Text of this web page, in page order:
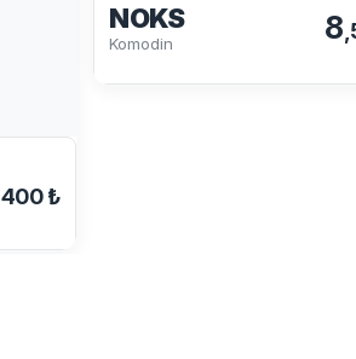
,400 ₺
NOKS
Komodin 8